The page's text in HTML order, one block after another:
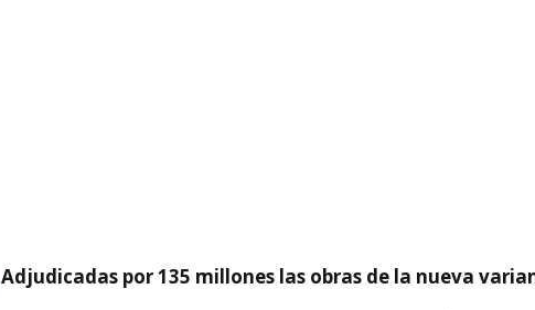
Adjudicadas por 135 millones las obras de la nueva